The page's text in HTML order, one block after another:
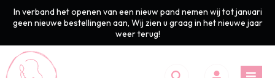
In verband het openen van een nieuw pand nemen wij tot januari
geen nieuwe bestellingen aan, Wij zien u graag in het nieuwe jaar
weer terug!